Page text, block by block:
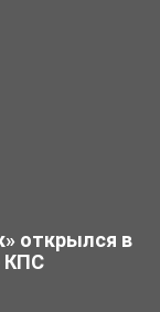
открылся в
КПС